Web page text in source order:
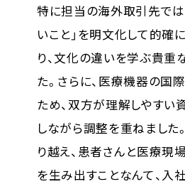
特に担当の海外取引先では
いこと」を明文化して的確
り、文化の違いを学ぶ貴重
た。さらに、医療機器の国
ため、双方が理解しやすい
しながら調整を重ねました
り越え、患者さんと医療現
を生み出すことなんて、入